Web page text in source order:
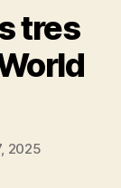
tres
2025